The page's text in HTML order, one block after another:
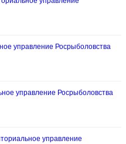
управление Росрыболовства
управление Росрыболовства
управление